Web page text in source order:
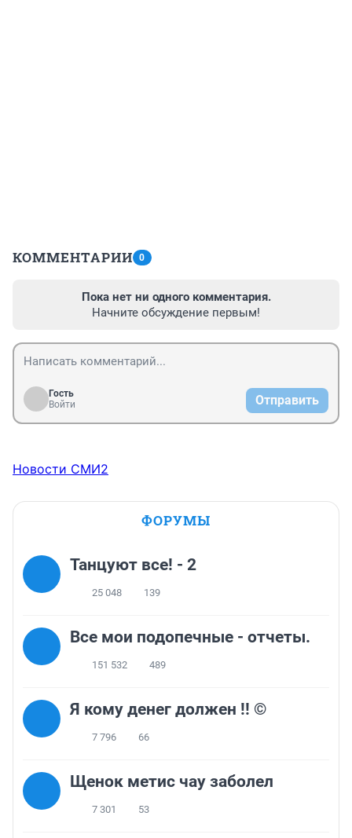
КОММЕНТАРИИ 0
Пока нет ни одного комментария.
Начните обсуждение первым!
Гость
Войти
Отправить
Новости СМИ2
ФОРУМЫ
Танцуют все! - 2
25 048 139
Все мои подопечные - отчеты.
151 532 489
Я кому денег должен !! ©
7 796 66
Щенок метис чау заболел
7 301 53